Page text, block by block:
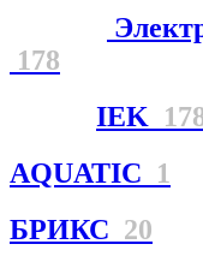
178
IEK
AQUATIC 1
БРИКС 20